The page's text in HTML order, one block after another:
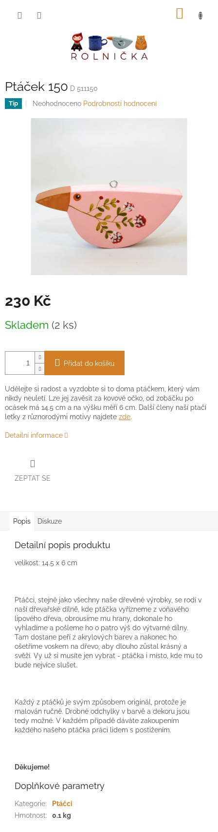
Ptáček 150 D 511150
Tip
Průměrné
Neohodnoceno Podrobnosti hodnocení
230 Kč
cena:
Skladem (2 ks)
Přidat do košíku
Udělejte si radost a vyzdobte si to doma ptáčkem, který vám
nikdy neuletí. Lze jej zavěsit za kovové očko, od zobáčku po
ocásek má 14.5 cm a na výšku měří 6 cm. Další členy naší ptačí
letky z různorodými motivy najdete zde.
Detailní informace
ZEPTAT SE
Popis Diskuze
Detailní popis produktu
velikost: 14.5 x 6 cm
Ptáčci, stejně jako všechny naše dřevěné výrobky, se rodí v
naší dřevařské dílně, kde ptáčka vyřízneme z voňavého
lipového dřeva, obrousíme mu hrany, dokonale ho
vyhladíme a pošleme ho o patro výš do výtvarné dílny.
Tam dostane peří z akrylových barev a nakonec ho
ošetříme voskem na dřevo, aby dlouho zůstal krásný a
svěží. Vy už si musíte jen vybrat - ptáčka i místo, kde mu to
bude nejvíce slušet.
Každý z ptáčků je svým způsobem originál, protože je
malován ručně. Drobné odchylky v barvě a dekoru jsou
tedy možné. V každém případě dáváte zakoupením
každého našeho ptáčka práci lidem s postižením.
Děkujeme!
Doplňkové parametry
Kategorie:
Ptáčci
Hmotnost: 0.1 kg